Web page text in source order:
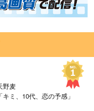
野麦
「キミ、10代、恋の予感」